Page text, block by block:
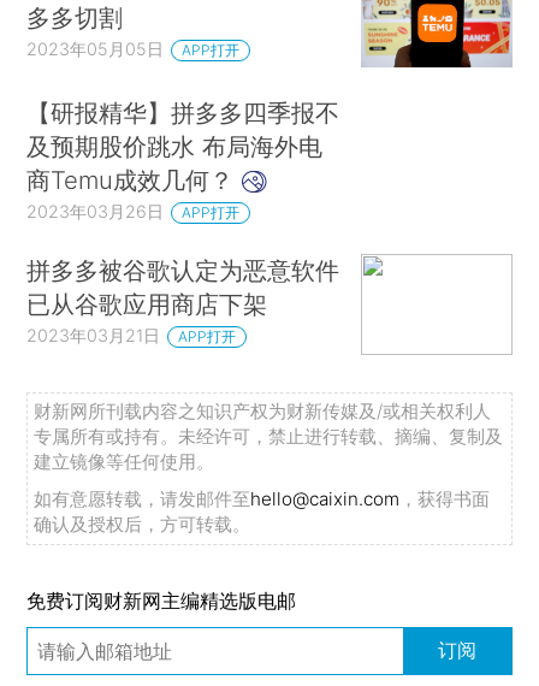
多多切割
2023年05月05日 APP打开
【研报精华】拼多多四季报不
及预期股价跳水 布局海外电
商Temu成效几何？
2023年03月26日 APP打开
拼多多被谷歌认定为恶意软件
已从谷歌应用商店下架
2023年03月21日 APP打开
财新网所刊载内容之知识产权为财新传媒及/或相关权利人
专属所有或持有。未经许可，禁止进行转载、摘编、复制及
建立镜像等任何使用。
如有意愿转载，请发邮件至hello@caixin.com ，获得书面
确认及授权后，方可转载。
免费订阅财新网主编精选版电邮
订阅